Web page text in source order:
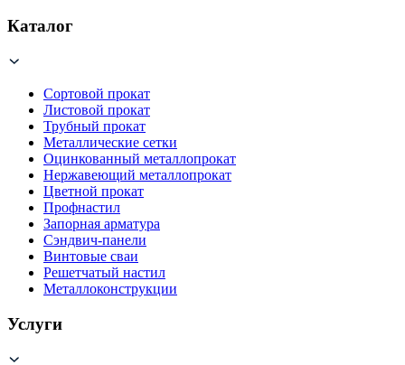
Каталог
Сортовой прокат
Листовой прокат
Трубный прокат
Металлические сетки
Оцинкованный металлопрокат
Нержавеющий металлопрокат
Цветной прокат
Профнастил
Запорная арматура
Сэндвич-панели
Винтовые сваи
Решетчатый настил
Металлоконструкции
Услуги